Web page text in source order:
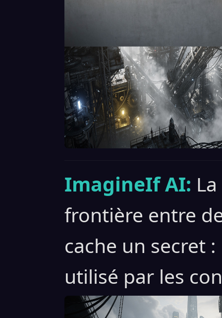
ImagineIf AI:
frontière entre
cache un secret
utilisé par les